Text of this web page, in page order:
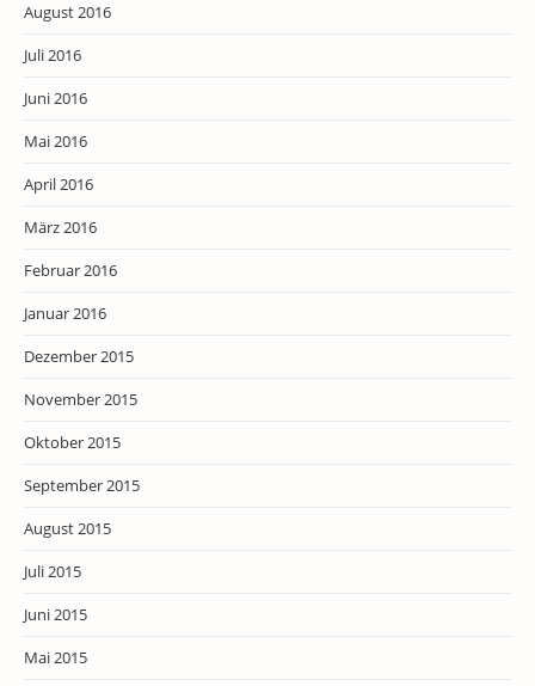
August 2016
Juli 2016
Juni 2016
Mai 2016
April 2016
März 2016
Februar 2016
Januar 2016
Dezember 2015
November 2015
Oktober 2015
September 2015
August 2015
Juli 2015
Juni 2015
Mai 2015